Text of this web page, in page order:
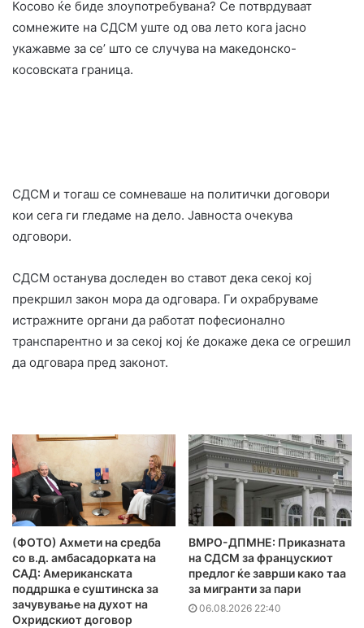
Косово ќе биде злоупотребувана? Се потврдуваат
сомнежите на СДСМ уште од ова лето кога јасно
укажавме за се’ што се случува на македонско-
косовската граница.
СДСМ и тогаш се сомневаше на политички договори
кои сега ги гледаме на дело. Јавноста очекува
одговори.
СДСМ останува доследен во ставот дека секој кој
прекршил закон мора да одговара. Ги охрабруваме
истражните органи да работат пофесионално
транспарентно и за секој кој ќе докаже дека се огрешил
да одговара пред законот.
(ФОТО) Ахмети на средба
со в.д. амбасадорката на
САД: Американската
поддршка е суштинска за
зачувување на духот на
Охридскиот договор
ВМРО-ДПМНЕ: Приказната
на СДСМ за францускиот
предлог ќе заврши како таа
за мигранти за пари
06.08.2026 22:40